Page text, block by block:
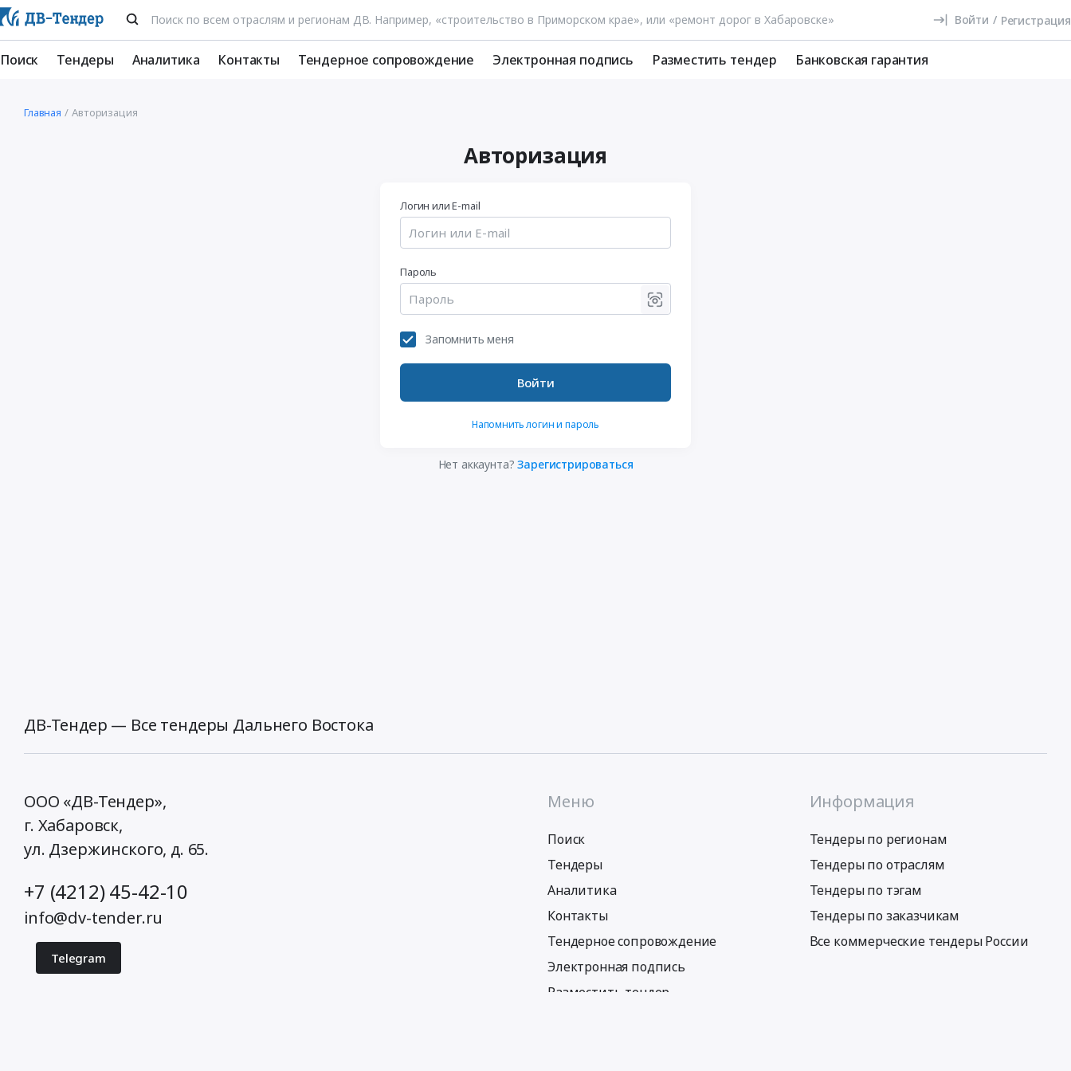
Войти / Регистрация
Поиск Тендеры Аналитика Контакты Тендерное сопровождение Электронная подпись Разместить тендер Банковская гарантия
Главная Авторизация
Авторизация
Логин или E-mail
Пароль
Запомнить меня
Войти
Напомнить логин и пароль
Нет аккаунта?Зарегистрироваться
ДВ-Тендер — Все тендеры Дальнего Востока
ООО «ДВ-Тендер»,
г. Хабаровск,
ул. Дзержинского, д. 65.
+7 (4212) 45-42-10
info@dv-tender.ru
Telegram
Меню
Поиск
Тендеры
Аналитика
Контакты
Тендерное сопровождение
Электронная подпись
Разместить тендер
Информация
Тендеры по регионам
Тендеры по отраслям
Тендеры по тэгам
Тендеры по заказчикам
Все коммерческие тендеры России